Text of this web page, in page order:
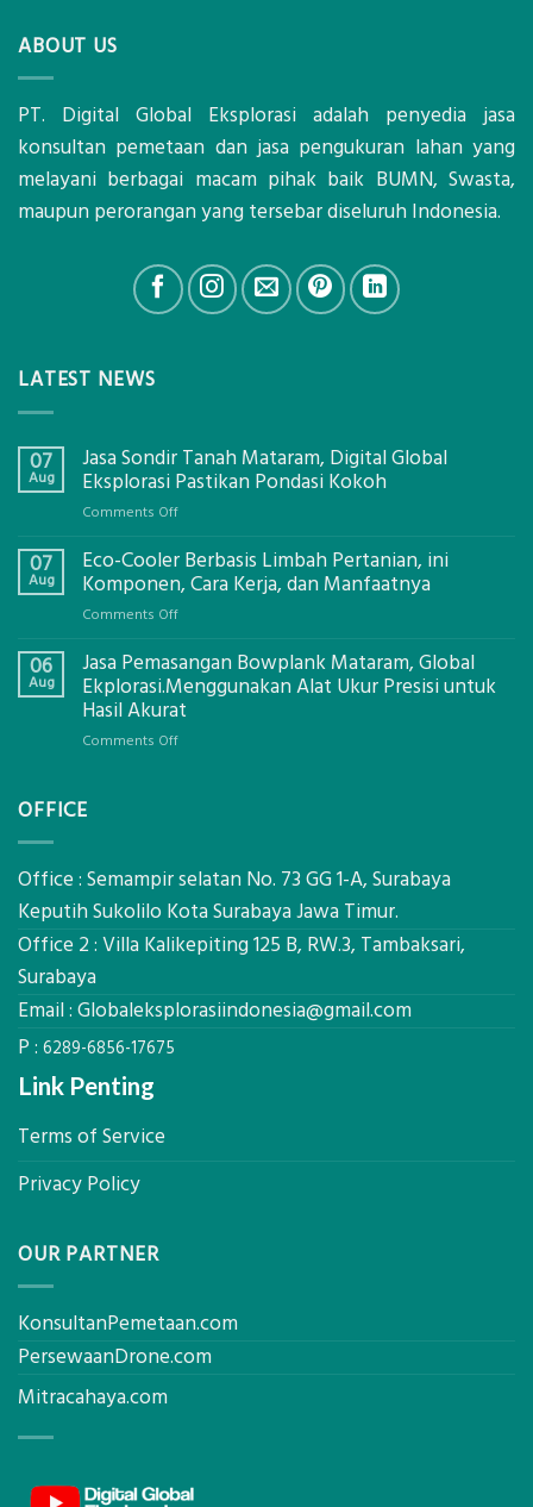
ABOUT US
PT. Digital Global Eksplorasi adalah penyedia jasa
konsultan pemetaan dan jasa pengukuran lahan yang
melayani berbagai macam pihak baik BUMN, Swasta,
maupun perorangan yang tersebar diseluruh Indonesia.
LATEST NEWS
07
Aug
Jasa Sondir Tanah Mataram, Digital Global
Eksplorasi Pastikan Pondasi Kokoh
Comments Offon
Sondir
Tanah
Eksplorasi
Pastikan
Pondasi
Kokoh
07
Aug
Eco-Cooler Berbasis Limbah Pertanian, ini
Komponen, Cara Kerja, dan Manfaatnya
Comments Offon
Cooler
Berbasis
Limbah
06
Aug
Jasa Pemasangan Bowplank Mataram, Global
Ekplorasi.Menggunakan Alat Ukur Presisi untuk
Hasil Akurat
Comments Offon
Ekplorasi.Menggunakan
Ukur
Presisi
Akurat
OFFICE
Office : Semampir selatan No. 73 GG 1-A, Surabaya
Keputih Sukolilo Kota Surabaya Jawa Timur.
Office 2 : Villa Kalikepiting 125 B, RW.3, Tambaksari,
Surabaya
Email : Globaleksplorasiindonesia@gmail.com
P : 6289-6856-17675
Link Penting
Terms of Service
Privacy Policy
OUR PARTNER
KonsultanPemetaan.com
PersewaanDrone.com
Mitracahaya.com